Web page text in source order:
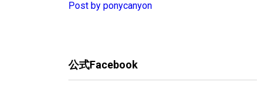
Post by ponycanyon
公式Facebook